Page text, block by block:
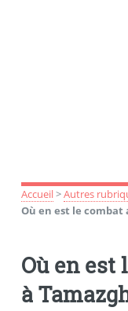
Accueil>Autres
Où en est le combat
Où en est
à